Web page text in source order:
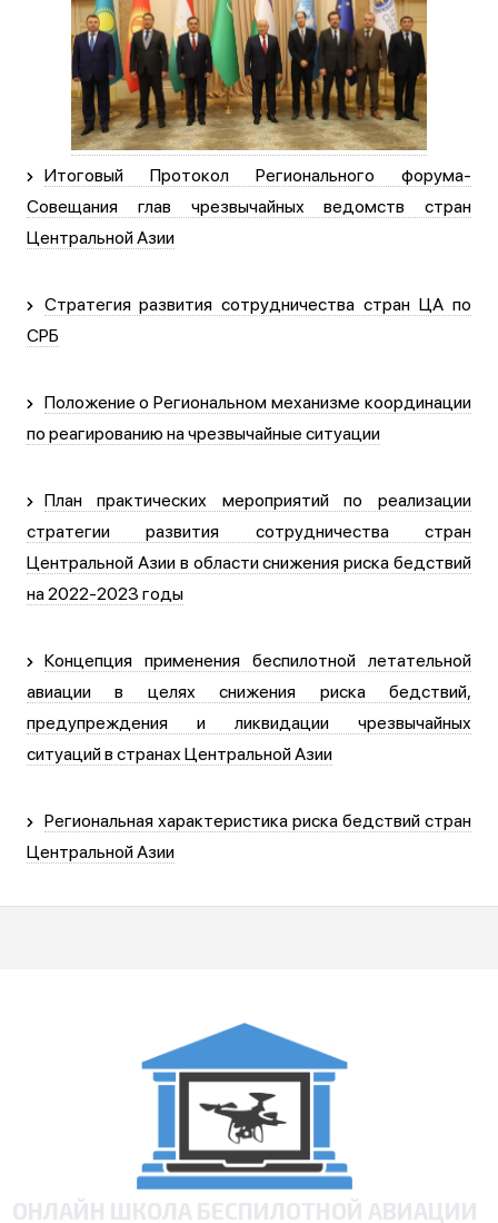
Итоговый Протокол Регионального форума-
Совещания глав чрезвычайных ведомств стран
Центральной Азии
Стратегия развития сотрудничества стран ЦА по
СРБ
Положение о Региональном механизме координации
по реагированию на чрезвычайные ситуации
План практических мероприятий по реализации
стратегии развития сотрудничества стран
Центральной Азии в области снижения риска бедствий
на 2022-2023 годы
Концепция применения беспилотной летательной
авиации в целях снижения риска бедствий,
предупреждения и ликвидации чрезвычайных
ситуаций в странах Центральной Азии
Региональная характеристика риска бедствий стран
Центральной Азии